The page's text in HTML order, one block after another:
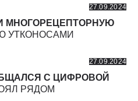
27.09.2024
МНОГОРЕЦЕПТОРНУЮ
УТКОНОСАМИ
27.09.2024
С ЦИФРОВОЙ
РЯДОМ